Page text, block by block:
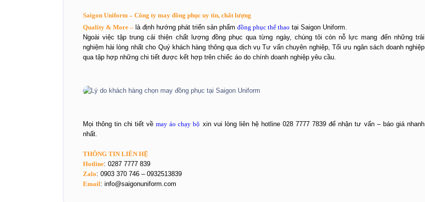
Saigon Uniform – Công ty may đồng phục uy tín, chất lượng
Quality & More –là định hướng phát triển sản phẩm đồng phục thể thao tại Saigon Uniform.
Ngoài việc tập trung cải thiện chất lượng đồng phục qua từng ngày, chúng tôi còn nỗ lực mang đến những trải
nghiệm hài lòng nhất cho Quý khách hàng thông qua dịch vụ Tư vấn chuyên nghiệp, Tối ưu ngân sách doanh nghiệp
qua tập hợp những chi tiết được kết hợp trên chiếc áo do chính doanh nghiệp yêu cầu.
Mọi thông tin chi tiết vềmay áo chạy bộ xin vui lòng liên hệ hotline 028 7777 7839 để nhận tư vấn – báo giá nhanh
nhất.
THÔNG TIN LIÊN HỆ
Hotline: 0287 7777 839
Zalo: 0903 370 746 – 0932513839
Email: info@saigonuniform.com